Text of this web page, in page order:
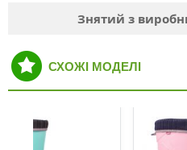
Знятий з
СХОЖІ МОДЕЛІ